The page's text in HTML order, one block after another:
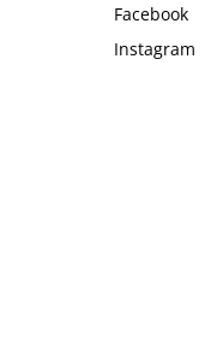
Facebook
Instagram